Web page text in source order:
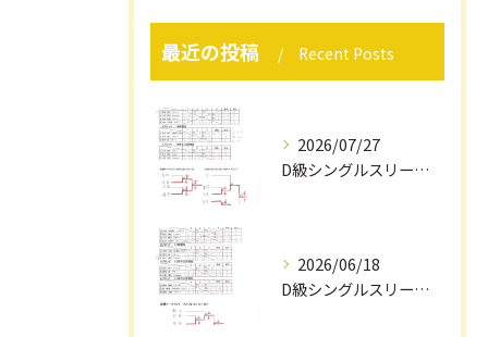
最近の投稿 Recent Posts
2026/07/27
D級シングルスリーグ戦結果（7/12）
2026/06/18
D級シングルスリーグ戦結果（６/1４）